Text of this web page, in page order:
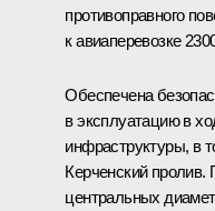
противоправного
к авиаперевозке
Обеспечена
в эксплуатацию в
инфраструктуры, в
Керченский пролив.
центральных